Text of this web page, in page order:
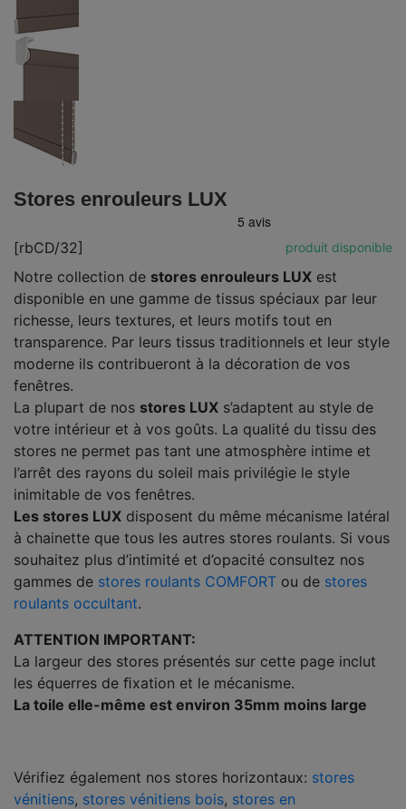
Stores enrouleurs LUX
[rbCD/32] produit disponible
Notre collection de stores enrouleurs LUX est
disponible en une gamme de tissus spéciaux par leur
richesse, leurs textures, et leurs motifs tout en
transparence. Par leurs tissus traditionnels et leur style
moderne ils contribueront à la décoration de vos
fenêtres.
La plupart de nos stores LUX s’adaptent au style de
votre intérieur et à vos goûts. La qualité du tissu des
stores ne permet pas tant une atmosphère intime et
l’arrêt des rayons du soleil mais privilégie le style
inimitable de vos fenêtres.
Les stores LUX disposent du même mécanisme latéral
à chainette que tous les autres stores roulants. Si vous
souhaitez plus d’intimité et d’opacité consultez nos
gammes de stores roulants COMFORT ou de stores
roulants occultant.
ATTENTION IMPORTANT:
La largeur des stores présentés sur cette page inclut
les équerres de ﬁxation et le mécanisme.
La toile elle-même est environ 35mm moins large
Vérifiez également nos stores horizontaux: stores
vénitiens, stores vénitiens bois, stores en